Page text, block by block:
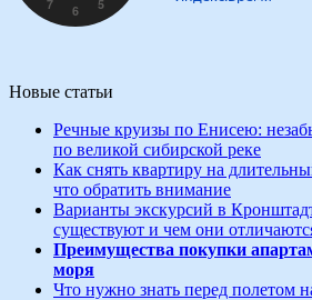
Новые статьи
Речные круизы по Енисею:
по великой сибирской реке
Как снять квартиру на
что обратить внимание
Варианты экскурсий в
существуют и чем они
Преимущества покупки
моря
Что нужно знать перед полетом